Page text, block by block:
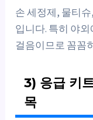
손 세정제, 물티
입니다. 특히 야
걸음이므로 꼼꼼
3) 응급 키
목